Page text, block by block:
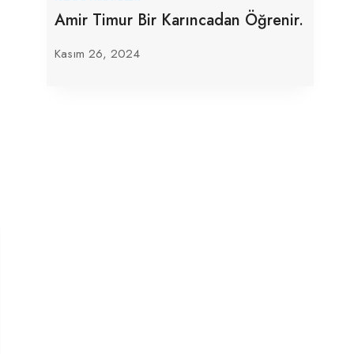
Amir Timur Bir Karıncadan Öğrenir.
Kasım 26, 2024